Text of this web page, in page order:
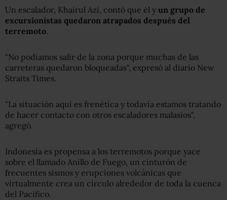
Un escalador, Khairul Azi, contó que él y un grupo de
excursionistas quedaron atrapados después del
terremoto.
"No podíamos salir de la zona porque muchas de las
carreteras quedaron bloqueadas", expresó al diario New
Straits Times.
"La situación aquí es frenética y todavía estamos tratando
de hacer contacto con otros escaladores malasios",
agregó.
Indonesia es propensa a los terremotos porque yace
sobre el llamado Anillo de Fuego, un cinturón de
frecuentes sismos y erupciones volcánicas que
virtualmente crea un círculo alrededor de toda la cuenca
del Pacífico.